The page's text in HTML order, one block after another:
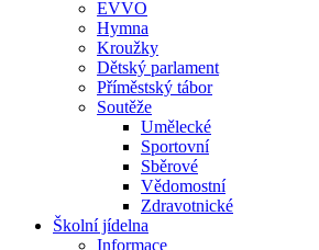
EVVO
Hymna
Kroužky
Dětský parlament
Příměstský tábor
Soutěže
Umělecké
Sportovní
Sběrové
Vědomostní
Zdravotnické
Školní jídelna
Informace